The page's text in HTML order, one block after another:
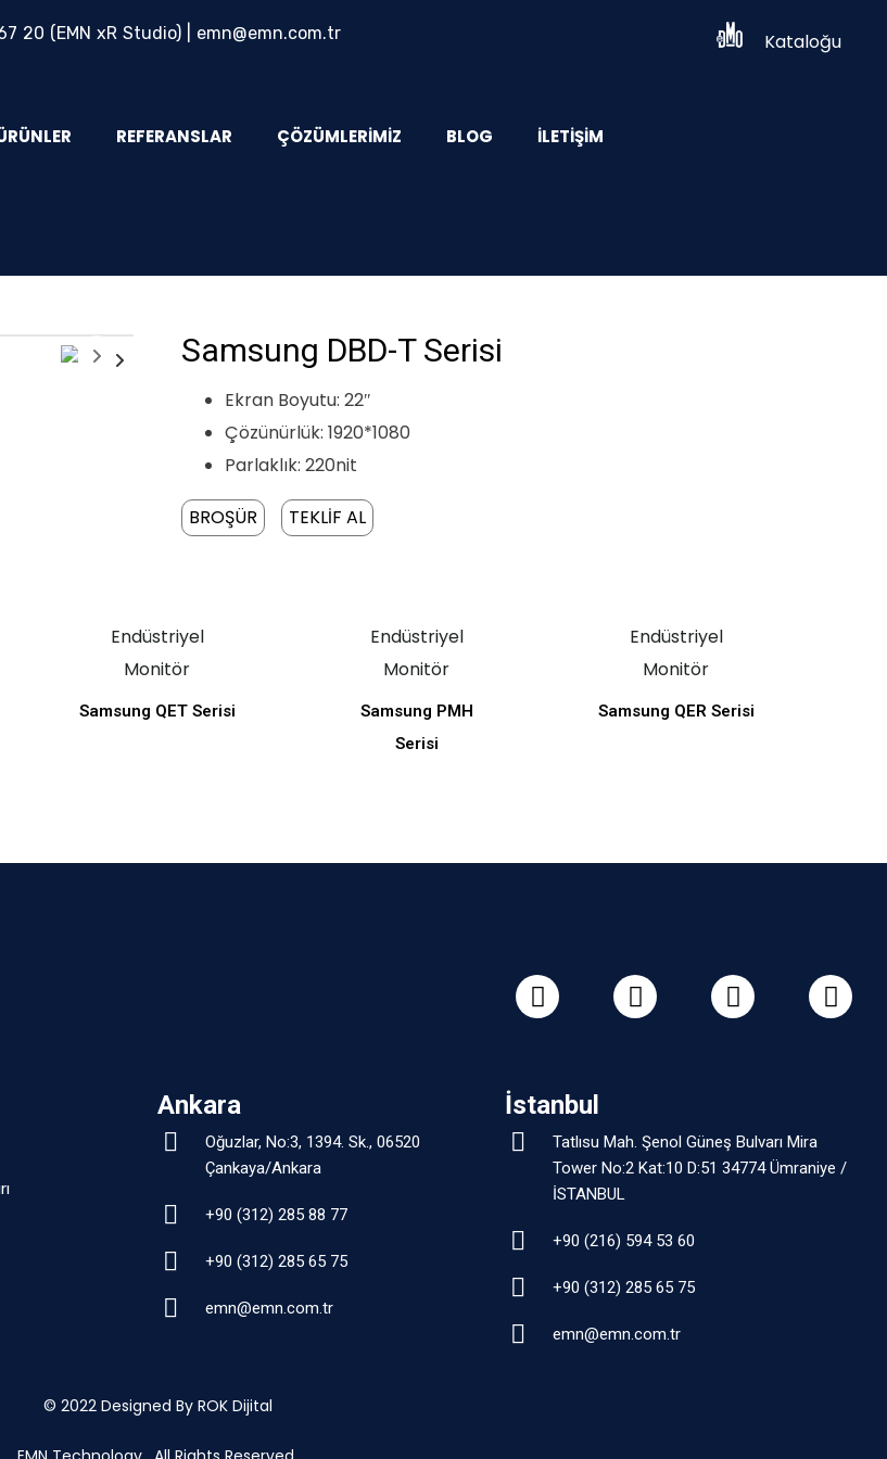
20 (EMN xR Studio) | emn@emn.com.tr Kataloğu
REFERANSLAR ÇÖZÜMLERIMIZ BLOG İLETIŞIM
Samsung DBD-T Serisi
Ekran Boyutu: 22″
Çözünürlük: 1920*1080
Parlaklık: 220nit
BROŞÜR TEKLİF AL
Endüstriyel
Monitör
Samsung QET Serisi
Endüstriyel
Monitör
Samsung PMH
Serisi
Endüstriyel
Monitör
Samsung QER Serisi
Ankara
Oğuzlar, No:3, 1394. Sk., 06520
Çankaya/Ankara
+90 (312) 285 88 77
+90 (312) 285 65 75
emn@emn.com.tr
İstanbul
Tatlısu Mah. Şenol Güneş Bulvarı Mira
Tower No:2 Kat:10 D:51 34774 Ümraniye /
İSTANBUL
+90 (216) 594 53 60
+90 (312) 285 65 75
emn@emn.com.tr
© 2022 Designed By ROK Dijital